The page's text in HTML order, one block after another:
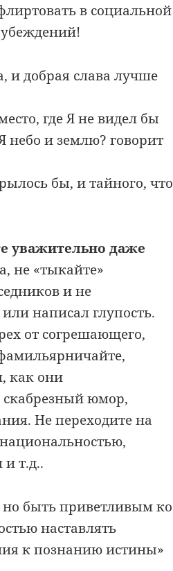
в социальной
и добрая слава лучше
где Я не видел бы
небо и землю? говорит
бы, и тайного, что
уважительно даже
не «тыкайте»
и не
написал глупость.
от согрешающего,
как они
скабрезный юмор,
Не переходите на
и т.д..
но быть приветливым ко
наставлять
к познанию истины»